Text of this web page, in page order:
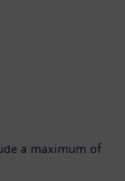
a maximum of